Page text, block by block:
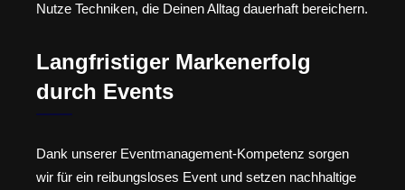
Nutze Techniken, die Deinen Alltag dauerhaft bereichern.
Langfristiger Markenerfolg
durch Events
Dank unserer Eventmanagement-Kompetenz sorgen
wir für ein reibungsloses Event und setzen nachhaltige